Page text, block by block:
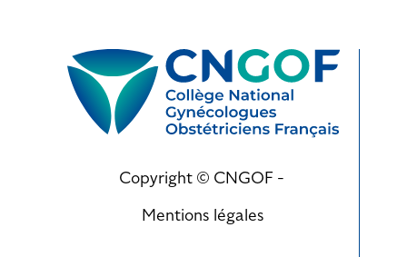
Copyright © CNGOF -
Mentions légales